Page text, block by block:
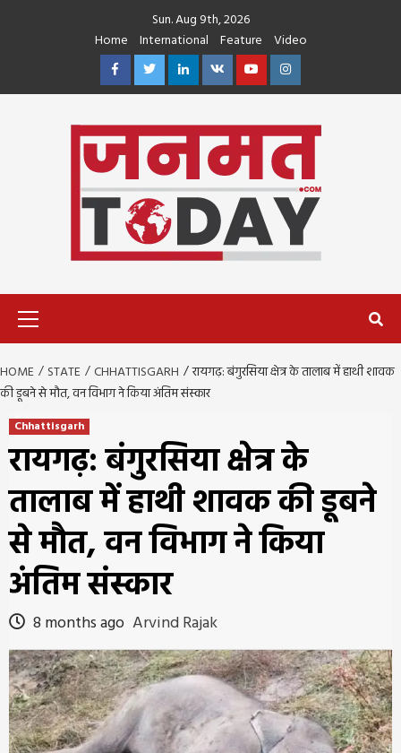
Sun. Aug 9th, 2026
Home
International Feature
Video
FacebookTwitterLinkedin
VK YoutubeInstagram
HOME STATE CHHATTISGARH
रायगढ़: बंगुरसिया क्षेत्र के तालाब में हाथी शावक
की डूबने से मौत, वन विभाग ने किया अंतिम संस्कार
Chhattisgarh
रायगढ़: बंगुरसिया क्षेत्र के
तालाब में हाथी शावक की डूबने
से मौत, वन विभाग ने किया
अंतिम संस्कार
8 months ago Arvind Rajak